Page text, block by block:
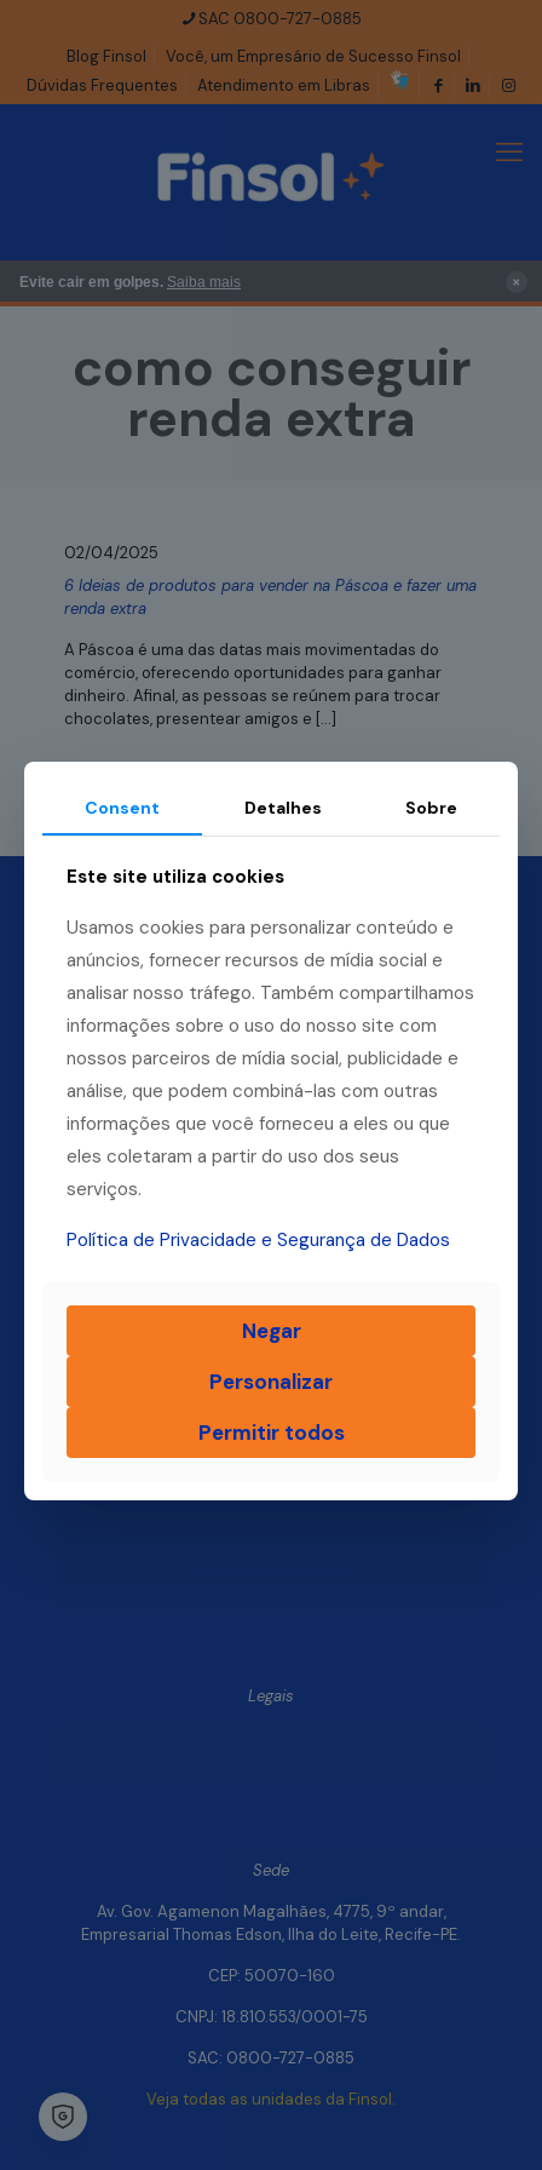
SAC 0800-727-0885
Blog Finsol
Você, um Empresário de Sucesso Finsol
Dúvidas Frequentes
Atendimento em Libras
Evite cair em golpes. Saiba mais ×
como conseguir
renda extra
02/04/2025
6 Ideias de produtos para vender na Páscoa e fazer uma
renda extra
A Páscoa é uma das datas mais movimentadas do
comércio, oferecendo oportunidades para ganhar
dinheiro. Afinal, as pessoas se reúnem para trocar
chocolates, presentear amigos e […]
Dúvidas? Ligue para a nossa central.
Finsol
Quem Somos
Blog Finsol
Você, um Empresário de Sucesso Finsol
Legais
Sede
Av. Gov. Agamenon Magalhães, 4775, 9º andar,
Empresarial Thomas Edson, Ilha do Leite, Recife-PE.
CEP: 50070-160
CNPJ: 18.810.553/0001-75
SAC: 0800-727-0885
Veja todas as unidades da Finsol.
Consent Detalhes Sobre
Este site utiliza cookies
Usamos cookies para personalizar conteúdo e
anúncios, fornecer recursos de mídia social e
analisar nosso tráfego. Também compartilhamos
informações sobre o uso do nosso site com
nossos parceiros de mídia social, publicidade e
análise, que podem combiná-las com outras
informações que você forneceu a eles ou que
eles coletaram a partir do uso dos seus
serviços.
Política de Privacidade e Segurança de Dados
Negar
Personalizar
Permitir todos